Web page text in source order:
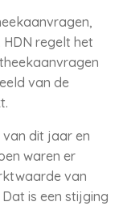
HDN regelt het
van de
van dit jaar en
waren er
van
Dat is een stijging